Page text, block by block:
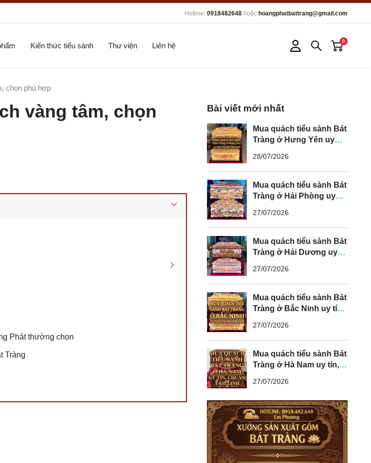
Hotline: 0918482648 hoặc hoangphatbattrang@gmail.com
Kiến thức tiểu sành Thư viện Liên hệ
0
chọn phù hợp
vàng tâm, chọn
Phát thường chọn
Tràng
Bài viết mới nhất
Mua quách tiểu sành Bát
Tràng ở Hưng Yên uy
28/07/2026
Mua quách tiểu sành Bát
Tràng ở Hải Phòng uy
27/07/2026
Mua quách tiểu sành Bát
Tràng ở Hải Dương uy
27/07/2026
Mua quách tiểu sành Bát
Tràng ở Bắc Ninh uy tín,
27/07/2026
Mua quách tiểu sành Bát
Tràng ở Hà Nam uy tín,
27/07/2026